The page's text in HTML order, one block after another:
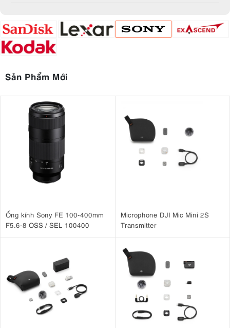
Sản Phẩm Mới
Ống kính Sony FE 100-400mm
F5.6-8 OSS / SEL 100400
Microphone DJI Mic Mini 2S
Transmitter